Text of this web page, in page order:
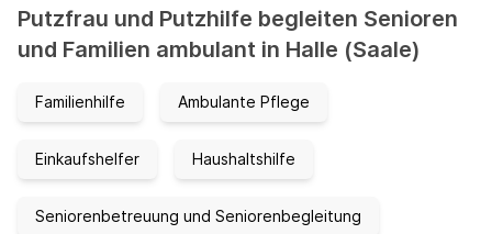
Putzfrau und Putzhilfe begleiten Senioren
und Familien ambulant in Halle (Saale)
Familienhilfe Ambulante Pflege
Einkaufshelfer Haushaltshilfe
Seniorenbetreuung und Seniorenbegleitung